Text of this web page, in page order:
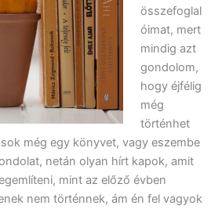
összefoglal
óimat, mert
mindig azt
gondolom,
hogy éjfélig
még
történhet
még egy könyvet, vagy eszembe
netán olyan hírt kapok, amit
mint az előző évben
nem történnek, ám én fel vagyok